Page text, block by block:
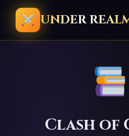
UNDER
Clash of